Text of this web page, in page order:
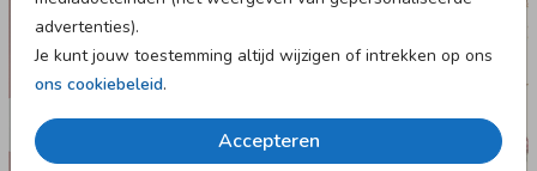
advertenties).
Je kunt jouw toestemming altijd wijzigen of intrekken op ons
ons cookiebeleid.
Accepteren
Dit product maakt onderdeel uit van